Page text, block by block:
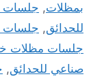
بمظلات, جلسات
للحدائق, جلسات
جلسات مظلات
صناعي للحدائق,